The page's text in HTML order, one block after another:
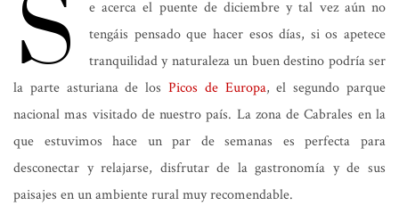
S
e acerca el puente de diciembre y tal vez aún no
tengáis pensado que hacer esos días, si os apetece
tranquilidad y naturaleza un buen destino podría ser
la parte asturiana de los Picos de Europa, el segundo parque
nacional mas visitado de nuestro país. La zona de Cabrales en la
que estuvimos hace un par de semanas es perfecta para
desconectar y relajarse, disfrutar de la gastronomía y de sus
paisajes en un ambiente rural muy recomendable.